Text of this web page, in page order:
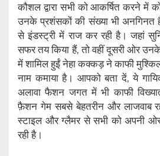
कौशल द्वारा सभी को आकर्षित करने में
उनके प्रशंसकों की संख्या भी
से इंडस्ट्री में राज कर रही है। जहां
सफर तय किया हैं, तो वहीं दूसरी ओर
में शामिल हुईं नेहा कक्कड़ ने काफी
नाम कमाया है। आपको बता दें, ये
अलावा फैशन जगत में भी काफी
फ़ैशन गेम सबसे बेहतरीन और लाजवाब
स्टाइल और ग्लैमर से सभी को अपनी
रही है।